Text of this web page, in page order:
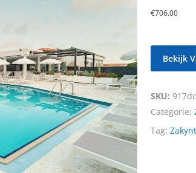
€706.00
Bekijk
SKU:
Categorie:
Tag: